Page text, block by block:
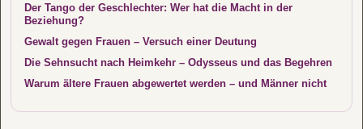
Der Tango der Geschlechter: Wer hat die Macht in der
Beziehung?
Gewalt gegen Frauen – Versuch einer Deutung
Die Sehnsucht nach Heimkehr – Odysseus und das Begehren
Warum ältere Frauen abgewertet werden – und Männer nicht